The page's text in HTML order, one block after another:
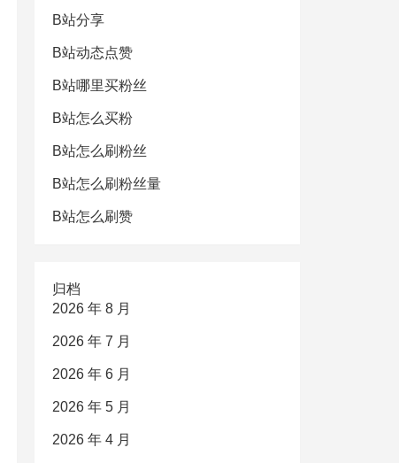
B站分享
B站动态点赞
B站哪里买粉丝
B站怎么买粉
B站怎么刷粉丝
B站怎么刷粉丝量
B站怎么刷赞
归档
2026 年 8 月
2026 年 7 月
2026 年 6 月
2026 年 5 月
2026 年 4 月